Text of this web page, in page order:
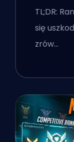
'stomp'
TL;DR:
się
zrów…